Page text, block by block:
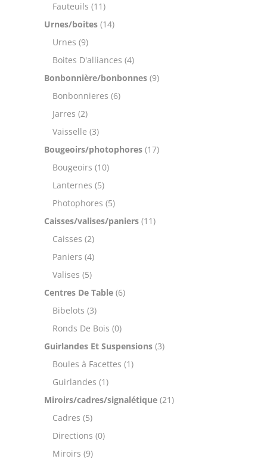
Fauteuils (11)
Urnes/boites (14)
Urnes (9)
Boites D'alliances (4)
Bonbonnière/bonbonnes (9)
Bonbonnieres (6)
Jarres (2)
Vaisselle (3)
Bougeoirs/photophores (17)
Bougeoirs (10)
Lanternes (5)
Photophores (5)
Caisses/valises/paniers (11)
Caisses (2)
Paniers (4)
Valises (5)
Centres De Table (6)
Bibelots (3)
Ronds De Bois (0)
Guirlandes Et Suspensions (3)
Boules à Facettes (1)
Guirlandes (1)
Miroirs/cadres/signalétique (21)
Cadres (5)
Directions (0)
Miroirs (9)